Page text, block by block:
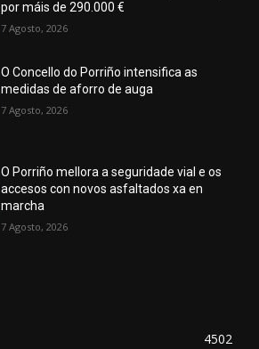
por máis de 290.000 €
7 Agosto, 2026
O Concello do Porriño intensifica as
medidas de aforro de auga
7 Agosto, 2026
O Porriño mellora a seguridade vial e os
accesos con novos asfaltados xa en
marcha
7 Agosto, 2026
4502